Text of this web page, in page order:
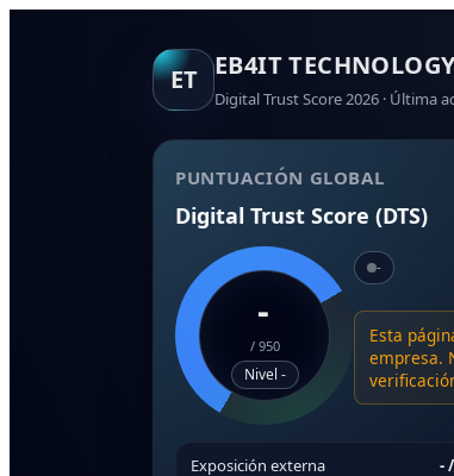
ET EB4IT
Digital Trust Score 2026 · Última
PUNTUACIÓN GLOBAL
Digital Trust Score (DTS)
-
/ 950
Nivel -
-
Esta
empresa.
Exposición externa -/